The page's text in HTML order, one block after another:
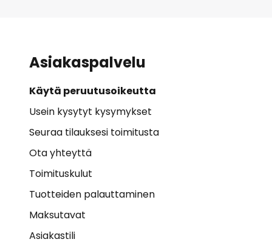
Asiakaspalvelu
Käytä peruutusoikeutta
Usein kysytyt kysymykset
Seuraa tilauksesi toimitusta
Ota yhteyttä
Toimituskulut
Tuotteiden palauttaminen
Maksutavat
Asiakastili